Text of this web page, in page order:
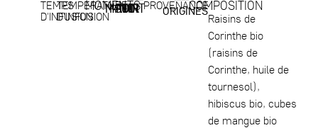
TEMPS
D'INFUSION
TEMPÉRATURE
D'INFUSION
MOMENTS
MATIN
MIDI
SOIR
NUITPROVENANCE
ORIGINESCOMPOSITION
Raisins de
Corinthe bio
(raisins de
Corinthe, huile de
tournesol),
hibiscus bio, cubes
de mangue bio